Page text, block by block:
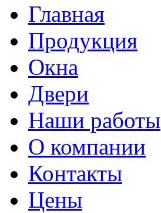
Главная
Продукция
Окна
Двери
Наши работы
О компании
Контакты
Цены